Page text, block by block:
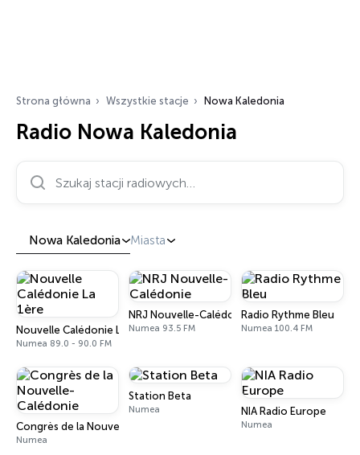
Strona główna Wszystkie stacje Nowa Kaledonia
Radio Nowa Kaledonia
Szukaj stacji radiowych…
Nowa Kaledonia Miasta
Nouvelle Calédonie La 1ère
Numea 89.0 - 90.0 FM
NRJ Nouvelle-Calédonie
Numea 93.5 FM
Radio Rythme Bleu
Numea 100.4 FM
Congrès de la Nouvelle-Calédonie
Numea
Station Beta
Numea NIA Radio Europe
Numea